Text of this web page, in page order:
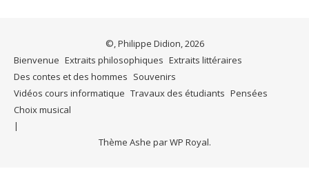
©, Philippe Didion, 2026
Bienvenue Extraits philosophiques Extraits littéraires
Des contes et des hommes Souvenirs
Vidéos cours informatique Travaux des étudiants Pensées
Choix musical
Thème Ashe parWP Royal.